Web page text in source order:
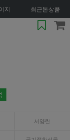
지 최근본상품
서양란